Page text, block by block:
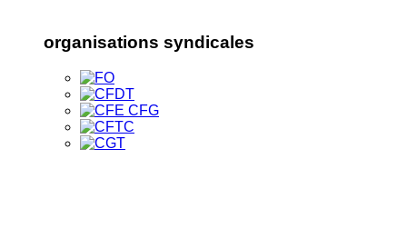
organisations syndicales